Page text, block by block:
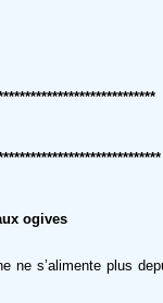
ogives
ne s’alimente plus